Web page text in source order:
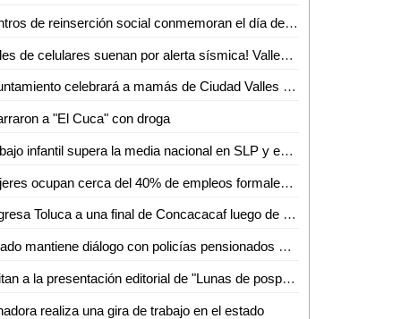
Centros de reinserción social conmemoran el día de las madres con diversas actividades
¡Miles de celulares suenan por alerta sísmica! Valles se une al Simulacro Nacional 2026
Ayuntamiento celebrará a mamás de Ciudad Valles con servicios de belleza gratuitos
a "El Cuca" con droga
Trabajo infantil supera la media nacional en SLP y expone a miles de menores
Mujeres ocupan cerca del 40% de empleos formales en San Luis Potosí
Regresa Toluca a una final de Concacacaf luego de 12 años
Estado mantiene diálogo con policías pensionados para garantizar sus derechos
Invitan a la presentación editorial de "Lunas de posparto"
realiza una gira de trabajo en el estado